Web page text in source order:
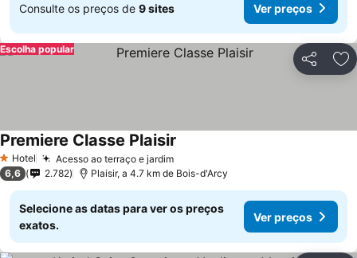
Consulte os preços de 9 sites Ver preços
Partilhar
Escolha popular
1 Estrelas
Hotel Acesso ao terraço e jardim
Premiere Classe Plaisir
6,6 2.782 Plaisir, a 4.7 km de Bois-d'Arcy
Selecione as datas para ver os preços
exatos.
Ver preços